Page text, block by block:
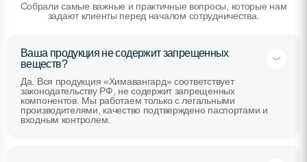
Собрали самые важные и практичные вопросы, которые нам
задают клиенты перед началом сотрудничества.
Ваша продукция не содержит запрещенных
веществ?
Да. Вся продукция «Химавангард» соответствует
законодательству РФ, не содержит запрещенных
компонентов. Мы работаем только с легальными
производителями, качество подтверждено паспортами и
входным контролем.